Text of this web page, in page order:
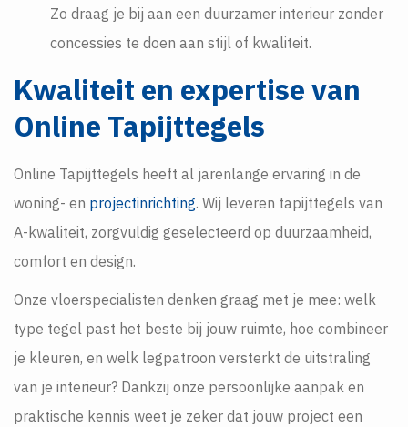
Zo draag je bij aan een duurzamer interieur zonder
concessies te doen aan stijl of kwaliteit.
Kwaliteit en expertise van
Online Tapijttegels
Online Tapijttegels heeft al jarenlange ervaring in de
woning- en projectinrichting. Wij leveren tapijttegels van
A-kwaliteit, zorgvuldig geselecteerd op duurzaamheid,
comfort en design.
Onze vloerspecialisten denken graag met je mee: welk
type tegel past het beste bij jouw ruimte, hoe combineer
je kleuren, en welk legpatroon versterkt de uitstraling
van je interieur? Dankzij onze persoonlijke aanpak en
praktische kennis weet je zeker dat jouw project een